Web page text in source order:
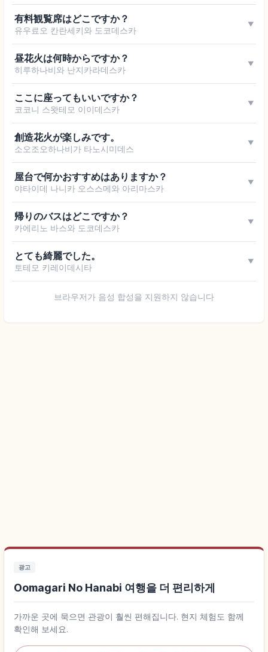
有料観覧席はどこですか？
유우료오 칸란세키와 도코데스카
▼
昼花火は何時からですか？
히루하나비와 난지카라데스카
▼
ここに座ってもいいですか？
코코니 스왓테모 이이데스카
▼
創造花火が楽しみです。
소오조오하나비가 타노시미데스
▼
屋台で何かおすすめはありますか？
야타이데 나니카 오스스메와 아리마스카
▼
帰りのバスはどこですか？
카에리노 바스와 도코데스카
▼
とても綺麗でした。
토테모 키레이데시타
▼
브라우저가 음성 합성을 지원하지 않습니다
광고
Oomagari No Hanabi 여행을 더 편리하게
가까운 곳에 묵으면 관광이 훨씬 편해집니다. 현지 체험도 함께
확인해 보세요.